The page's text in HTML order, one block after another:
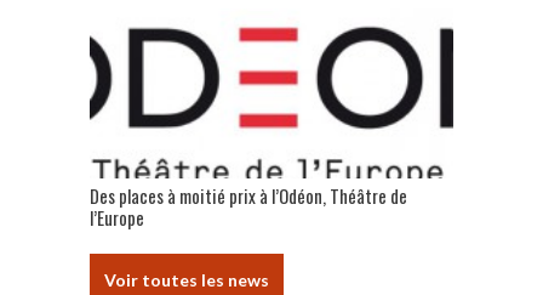
Des places à moitié prix à l’Odéon, Théâtre de
l’Europe
Voir toutes les news